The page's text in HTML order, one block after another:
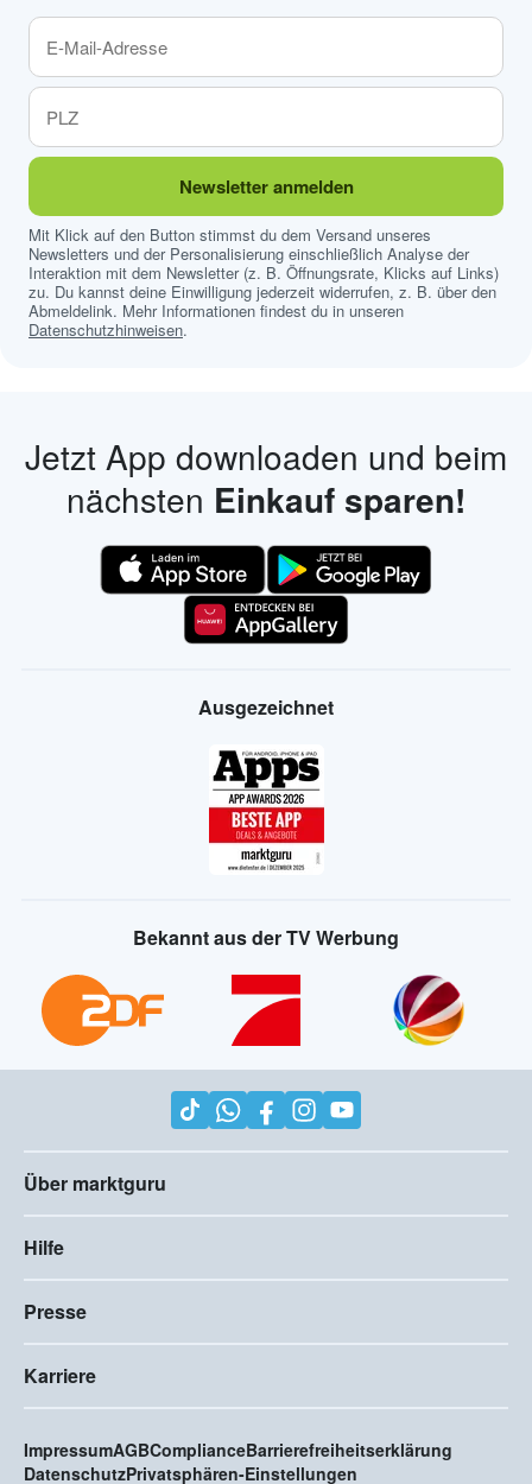
Newsletter anmelden
Mit Klick auf den Button stimmst du dem Versand unseres
Newsletters und der Personalisierung einschließlich Analyse der
Interaktion mit dem Newsletter (z. B. Öffnungsrate, Klicks auf Links)
zu. Du kannst deine Einwilligung jederzeit widerrufen, z. B. über den
Abmeldelink. Mehr Informationen findest du in unseren
Datenschutzhinweisen.
Jetzt App downloaden und beim
nächsten Einkauf sparen!
Ausgezeichnet
Bekannt aus der TV Werbung
Über marktguru
Hilfe
Presse
Karriere
ImpressumAGBComplianceBarrierefreiheitserklärung
DatenschutzPrivatsphären-Einstellungen